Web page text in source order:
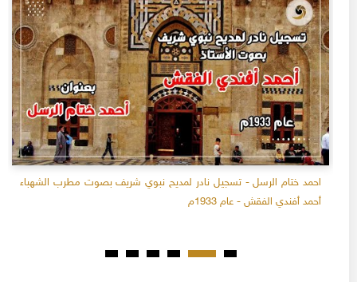
احمد ختام الرسل - تسجيل نادر لمديح نبوي شريف بصوت مطرب الشهباء
أحمد أفندي الفقش - عام 1933م